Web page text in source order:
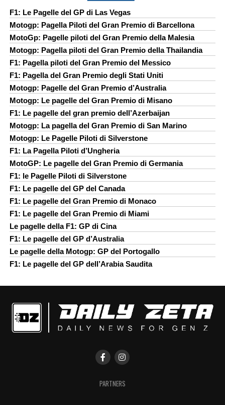
F1: Le Pagelle del GP di Las Vegas
Motogp: Pagella Piloti del Gran Premio di Barcellona
MotoGp: Pagelle piloti del Gran Premio della Malesia
Motogp: Pagella piloti del Gran Premio della Thailandia
F1: Pagella piloti del Gran Premio del Messico
F1: Pagella del Gran Premio degli Stati Uniti
Motogp: Pagelle del Gran Premio d’Australia
Motogp: Le pagelle del Gran Premio di Misano
F1: Le pagelle del gran premio dell’Azerbaijan
Motogp: La pagella del Gran Premio di San Marino
Motogp: Le Pagelle Piloti di Silverstone
F1: La Pagella Piloti d’Ungheria
MotoGP: Le pagelle del Gran Premio di Germania
F1: le Pagelle Piloti di Silverstone
F1: Le pagelle del GP del Canada
F1: Le pagelle del Gran Premio di Monaco
F1: Le pagelle del Gran Premio di Miami
Le pagelle della F1: GP di Cina
F1: Le pagelle del GP d’Australia
Le pagelle della Motogp: GP del Portogallo
F1: Le pagelle del GP dell’Arabia Saudita
PARTNERS